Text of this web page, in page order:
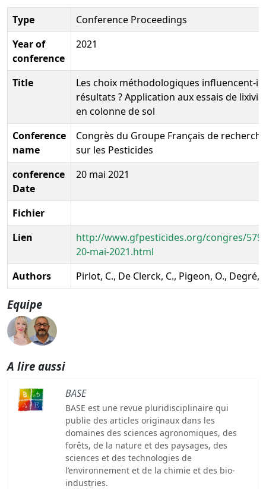
Type
Conference Proceedings
Year of
conference
2021
Title
Les choix méthodologiques influencent-
résultats ? Application aux essais de
en colonne de sol
Conference
name
Congrès du Groupe Français de
sur les Pesticides
conference
Date
20 mai 2021
Fichier
Lien
http://www.gfpesticides.org/congres/
20-mai-2021.html
Authors
Pirlot, C., De Clerck, C., Pigeon, O., Degré,
Equipe
A lire aussi
BASE
BASE est une revue pluridisciplinaire qui
publie des articles originaux dans les
domaines des sciences agronomiques, des
forêts, de la nature et des paysages, des
sciences et des technologies de
l’environnement et de la chimie et des bio-
industries.